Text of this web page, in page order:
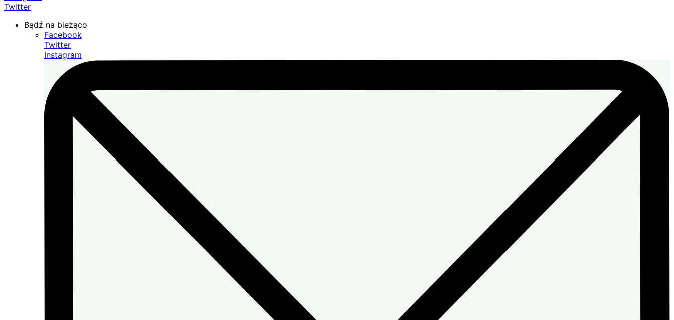
Twitter
Bądź na bieżąco
Facebook
Twitter
Instagram